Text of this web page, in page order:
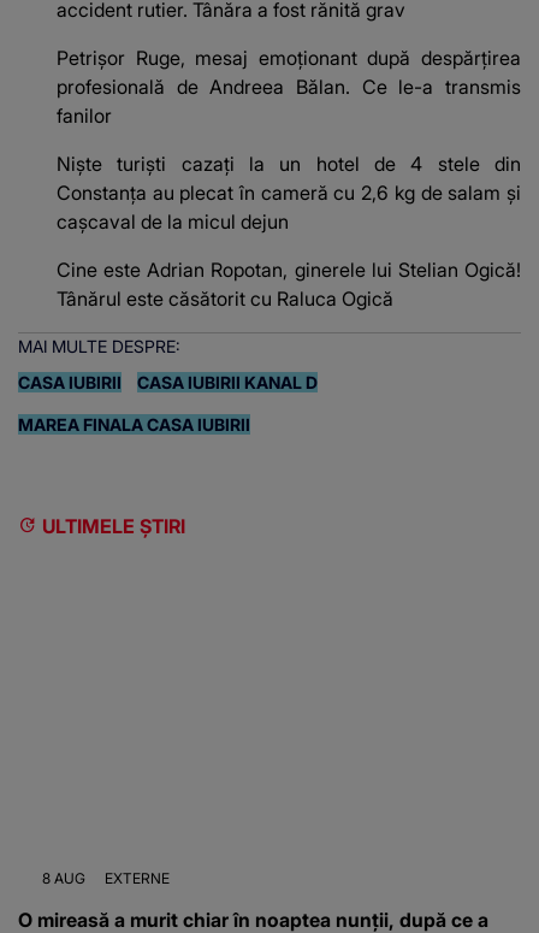
accident rutier. Tânăra a fost rănită grav
Petrișor Ruge, mesaj emoționant după despărțirea
profesională de Andreea Bălan. Ce le-a transmis
fanilor
Niște turiști cazați la un hotel de 4 stele din
Constanța au plecat în cameră cu 2,6 kg de salam și
cașcaval de la micul dejun
Cine este Adrian Ropotan, ginerele lui Stelian Ogică!
Tânărul este căsătorit cu Raluca Ogică
MAI MULTE DESPRE:
CASA IUBIRII
CASA IUBIRII KANAL D
MAREA FINALA CASA IUBIRII
ULTIMELE ȘTIRI
8 AUG EXTERNE
O mireasă a murit chiar în noaptea nunții, după ce a